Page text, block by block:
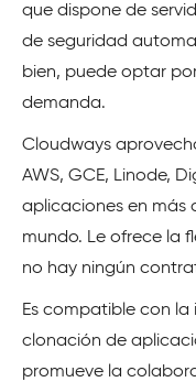
que dispone de
de seguridad
bien, puede optar
demanda.
Cloudways
AWS, GCE, Linode,
aplicaciones en más
mundo. Le ofrece la
no hay ningún
Es compatible con la
clonación de
promueve la